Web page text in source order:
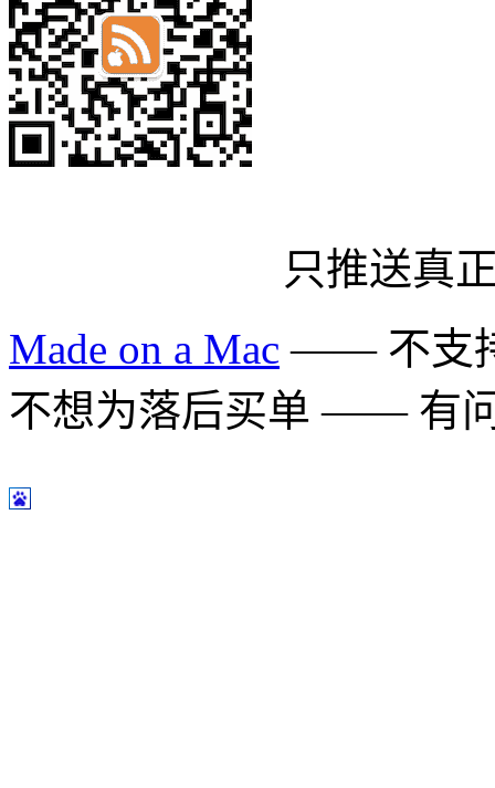
只推送真
Made on a Mac —— 不支
不想为落后买单 —— 有